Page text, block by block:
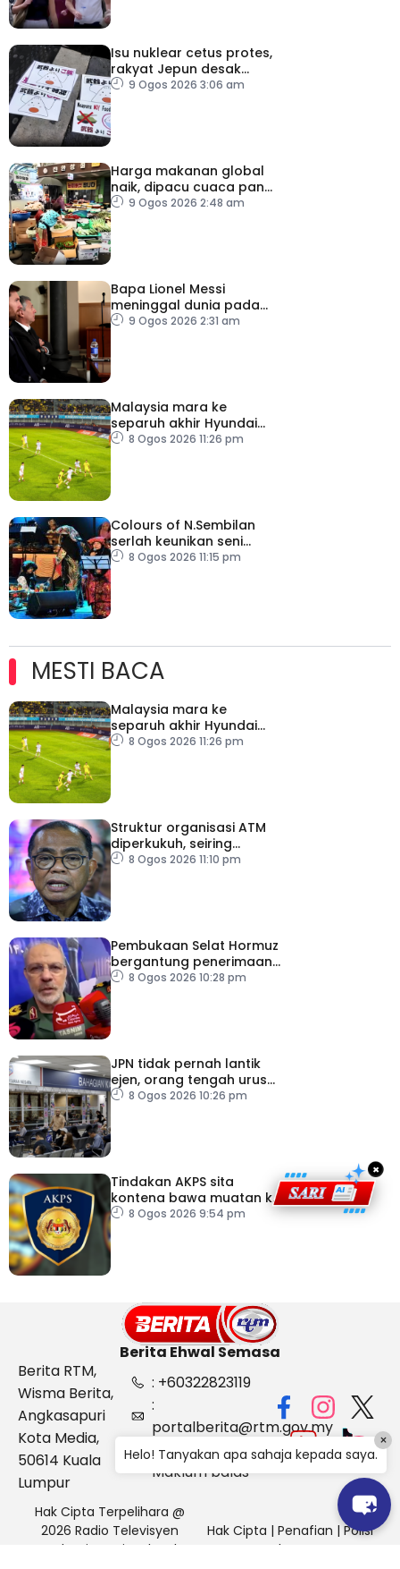
Isu nuklear cetus protes,
rakyat Jepun desak
dasar dikaji semula
9 Ogos 2026 3:06 am
Harga makanan global
naik, dipacu cuaca panas
dan ketegangan
9 Ogos 2026 2:48 am
Bapa Lionel Messi
meninggal dunia pada
usia 68 tahun
9 Ogos 2026 2:31 am
Malaysia mara ke
separuh akhir Hyundai
ASEAN Cup
8 Ogos 2026 11:26 pm
Colours of N.Sembilan
serlah keunikan seni
budaya negeri beradat
8 Ogos 2026 11:15 pm
MESTI BACA
Malaysia mara ke
separuh akhir Hyundai
ASEAN Cup
8 Ogos 2026 11:26 pm
Struktur organisasi ATM
diperkukuh, seiring
pemodenan aset
8 Ogos 2026 11:10 pm
Pembukaan Selat Hormuz
bergantung penerimaan
AS – IRGC
8 Ogos 2026 10:28 pm
JPN tidak pernah lantik
ejen, orang tengah urus
dokumentasi
8 Ogos 2026 10:26 pm
Tindakan AKPS sita
kontena bawa muatan ke
Israel bukti ketegasan
8 Ogos 2026 9:54 pm
×
Berita Ehwal Semasa
Berita RTM,
Wisma Berita,
Angkasapuri
Kota Media,
50614 Kuala
Lumpur
: +60322823119
:
portalberita@rtm.gov.my
: Aduan &
Maklum balas
Hak Cipta Terpelihara @
2026 Radio Televisyen
Malaysia, Berita Ehwal
Hak Cipta | Penafian | Polisi
Keselamatan
Helo! Tanyakan apa sahaja kepada saya.
×